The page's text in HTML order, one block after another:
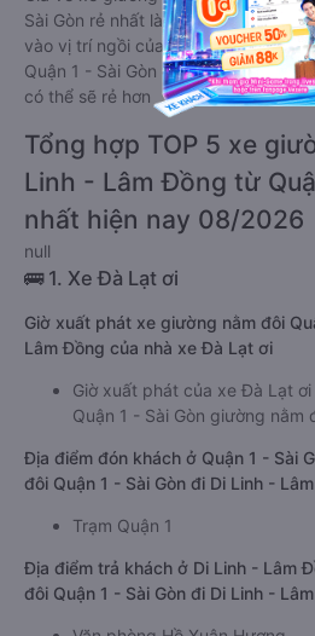
Sài Gòn rẻ nhất là 299000 của
vào vị trí ngồi của bạn và chương
Quận 1 - Sài Gòn đi Di Linh - Lâm
có thể sẽ rẻ hơn
Tổng hợp TOP 5 xe
Linh - Lâm Đồng từ
nhất hiện nay 08/2026
null
🚌 1. Xe Đà Lạt ơi
Giờ xuất phát xe giường nằm đôi
Lâm Đồng của nhà xe Đà Lạt ơi
Giờ xuất phát của xe Đà Lạt
Quận 1 - Sài Gòn giường nằm
Địa điểm đón khách ở Quận 1 - Sài
đôi Quận 1 - Sài Gòn đi Di Linh -
Trạm Quận 1
Địa điểm trả khách ở Di Linh - Lâm
đôi Quận 1 - Sài Gòn đi Di Linh -